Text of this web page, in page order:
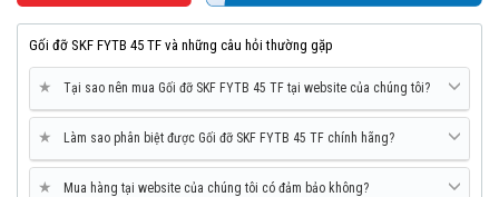
Gối đỡ SKF FYTB 45 TF và những câu hỏi thường gặp
★ Tại sao nên mua Gối đỡ SKF FYTB 45 TF tại website của chúng tôi?
★ Làm sao phân biệt được Gối đỡ SKF FYTB 45 TF chính hãng?
★ Mua hàng tại website của chúng tôi có đảm bảo không?